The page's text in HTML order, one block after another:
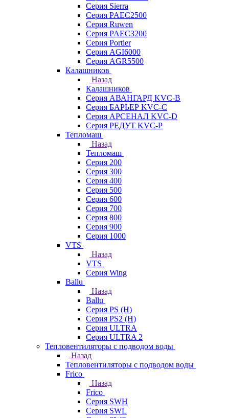
Серия Sierra
Серия PAEC2500
Серия Ruwen
Серия PAEC3200
Серия Portier
Серия AGI6000
Серия AGR5500
Калашников
Назад
Калашников
Серия АВАНГАРД KVC-B
Серия БАРЬЕР KVC-C
Серия АРСЕНАЛ KVC-D
Серия РЕДУТ KVC-P
Тепломаш
Назад
Тепломаш
Серия 200
Серия 300
Серия 400
Серия 500
Серия 600
Серия 700
Серия 800
Серия 900
Серия 1000
VTS
Назад
VTS
Серия Wing
Ballu
Назад
Ballu
Серия PS (H)
Серия PS2 (H)
Серия ULTRA
Серия ULTRA 2
Тепловентиляторы с подводом воды
Назад
Тепловентиляторы с подводом воды
Frico
Назад
Frico
Серия SWH
Серия SWL